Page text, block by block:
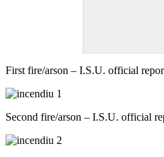
First fire/arson – I.S.U. official
Second fire/arson – I.S.U. official